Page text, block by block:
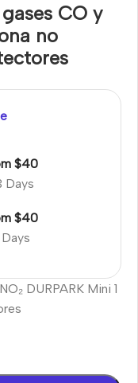
CO y
no
Days
$40
$40
DURPARK Mini 1